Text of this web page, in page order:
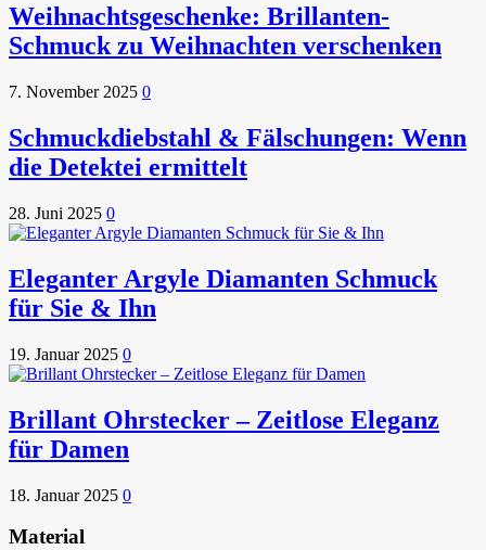
Weihnachtsgeschenke: Brillanten-
Schmuck zu Weihnachten verschenken
7. November 2025 0
Schmuckdiebstahl & Fälschungen: Wenn
die Detektei ermittelt
28. Juni 2025 0
Eleganter Argyle Diamanten Schmuck
für Sie & Ihn
19. Januar 2025 0
Brillant Ohrstecker – Zeitlose Eleganz
für Damen
18. Januar 2025 0
Material